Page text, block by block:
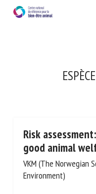
Risk
good animal
VKM (The Norwegian
Environment)